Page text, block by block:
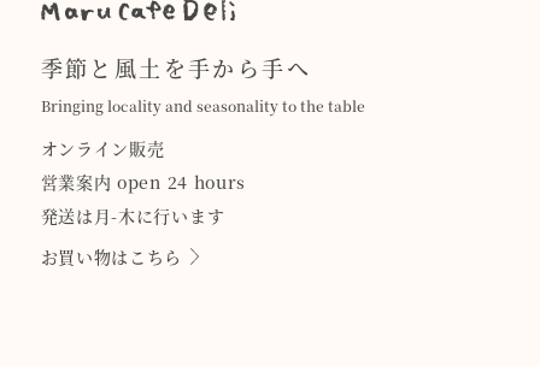
季節と風土を手から手へ
Bringing locality and seasonality to the table
オンライン販売
営業案内 open 24 hours
発送は月-木に行います
お買い物はこちら